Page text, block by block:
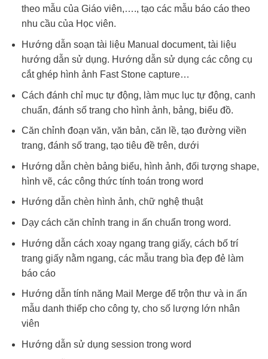
theo mẫu của Giáo viên,…., tạo các mẫu báo cáo theo
nhu cầu của Học viên.
Hướng dẫn soạn tài liệu Manual document, tài liệu
hướng dẫn sử dụng. Hướng dẫn sử dụng các công cụ
cắt ghép hình ảnh Fast Stone capture…
Cách đánh chỉ mục tự động, làm mục lục tự động, canh
chuẩn, đánh số trang cho hình ảnh, bảng, biểu đồ.
Căn chỉnh đoạn văn, văn bản, căn lề, tạo đường viền
trang, đánh số trang, tạo tiêu đề trên, dưới
Hướng dẫn chèn bảng biểu, hình ảnh, đối tượng shape,
hình vẽ, các công thức tính toán trong word
Hướng dẫn chèn hình ảnh, chữ nghệ thuật
Dạy cách căn chỉnh trang in ấn chuẩn trong word.
Hướng dẫn cách xoay ngang trang giấy, cách bố trí
trang giấy nằm ngang, các mẫu trang bìa đẹp đẻ làm
báo cáo
Hướng dẫn tính năng Mail Merge để trộn thư và in ấn
mẫu danh thiếp cho công ty, cho số lượng lớn nhân
viên
Hướng dẫn sử dụng session trong word